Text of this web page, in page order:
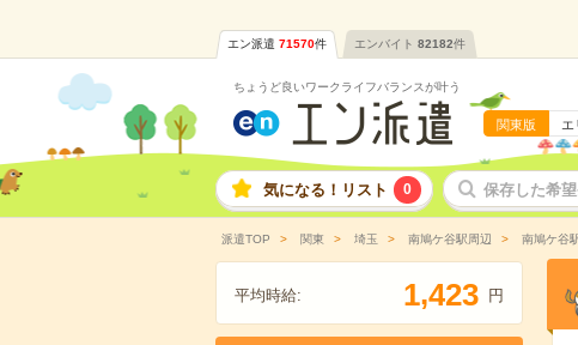
エン派遣 71570件 エンバイト 82182件
ちょうど良いワークライフバランスが叶う
関東版 エ
気になる！リスト 0 保存した希
派遣TOP 関東 埼玉 南鳩ケ谷駅周辺 南鳩ケ谷
平均時給: 1,423 円